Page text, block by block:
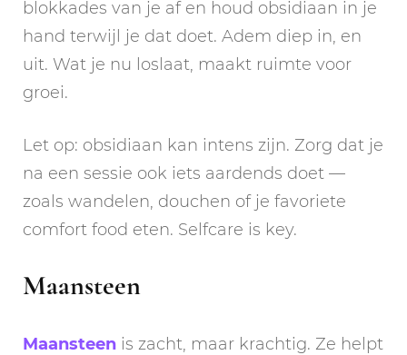
blokkades van je af en houd obsidiaan in je
hand terwijl je dat doet. Adem diep in, en
uit. Wat je nu loslaat, maakt ruimte voor
groei.
Let op: obsidiaan kan intens zijn. Zorg dat je
na een sessie ook iets aardends doet —
zoals wandelen, douchen of je favoriete
comfort food eten. Selfcare is key.
Maansteen
Maansteen is zacht, maar krachtig. Ze helpt